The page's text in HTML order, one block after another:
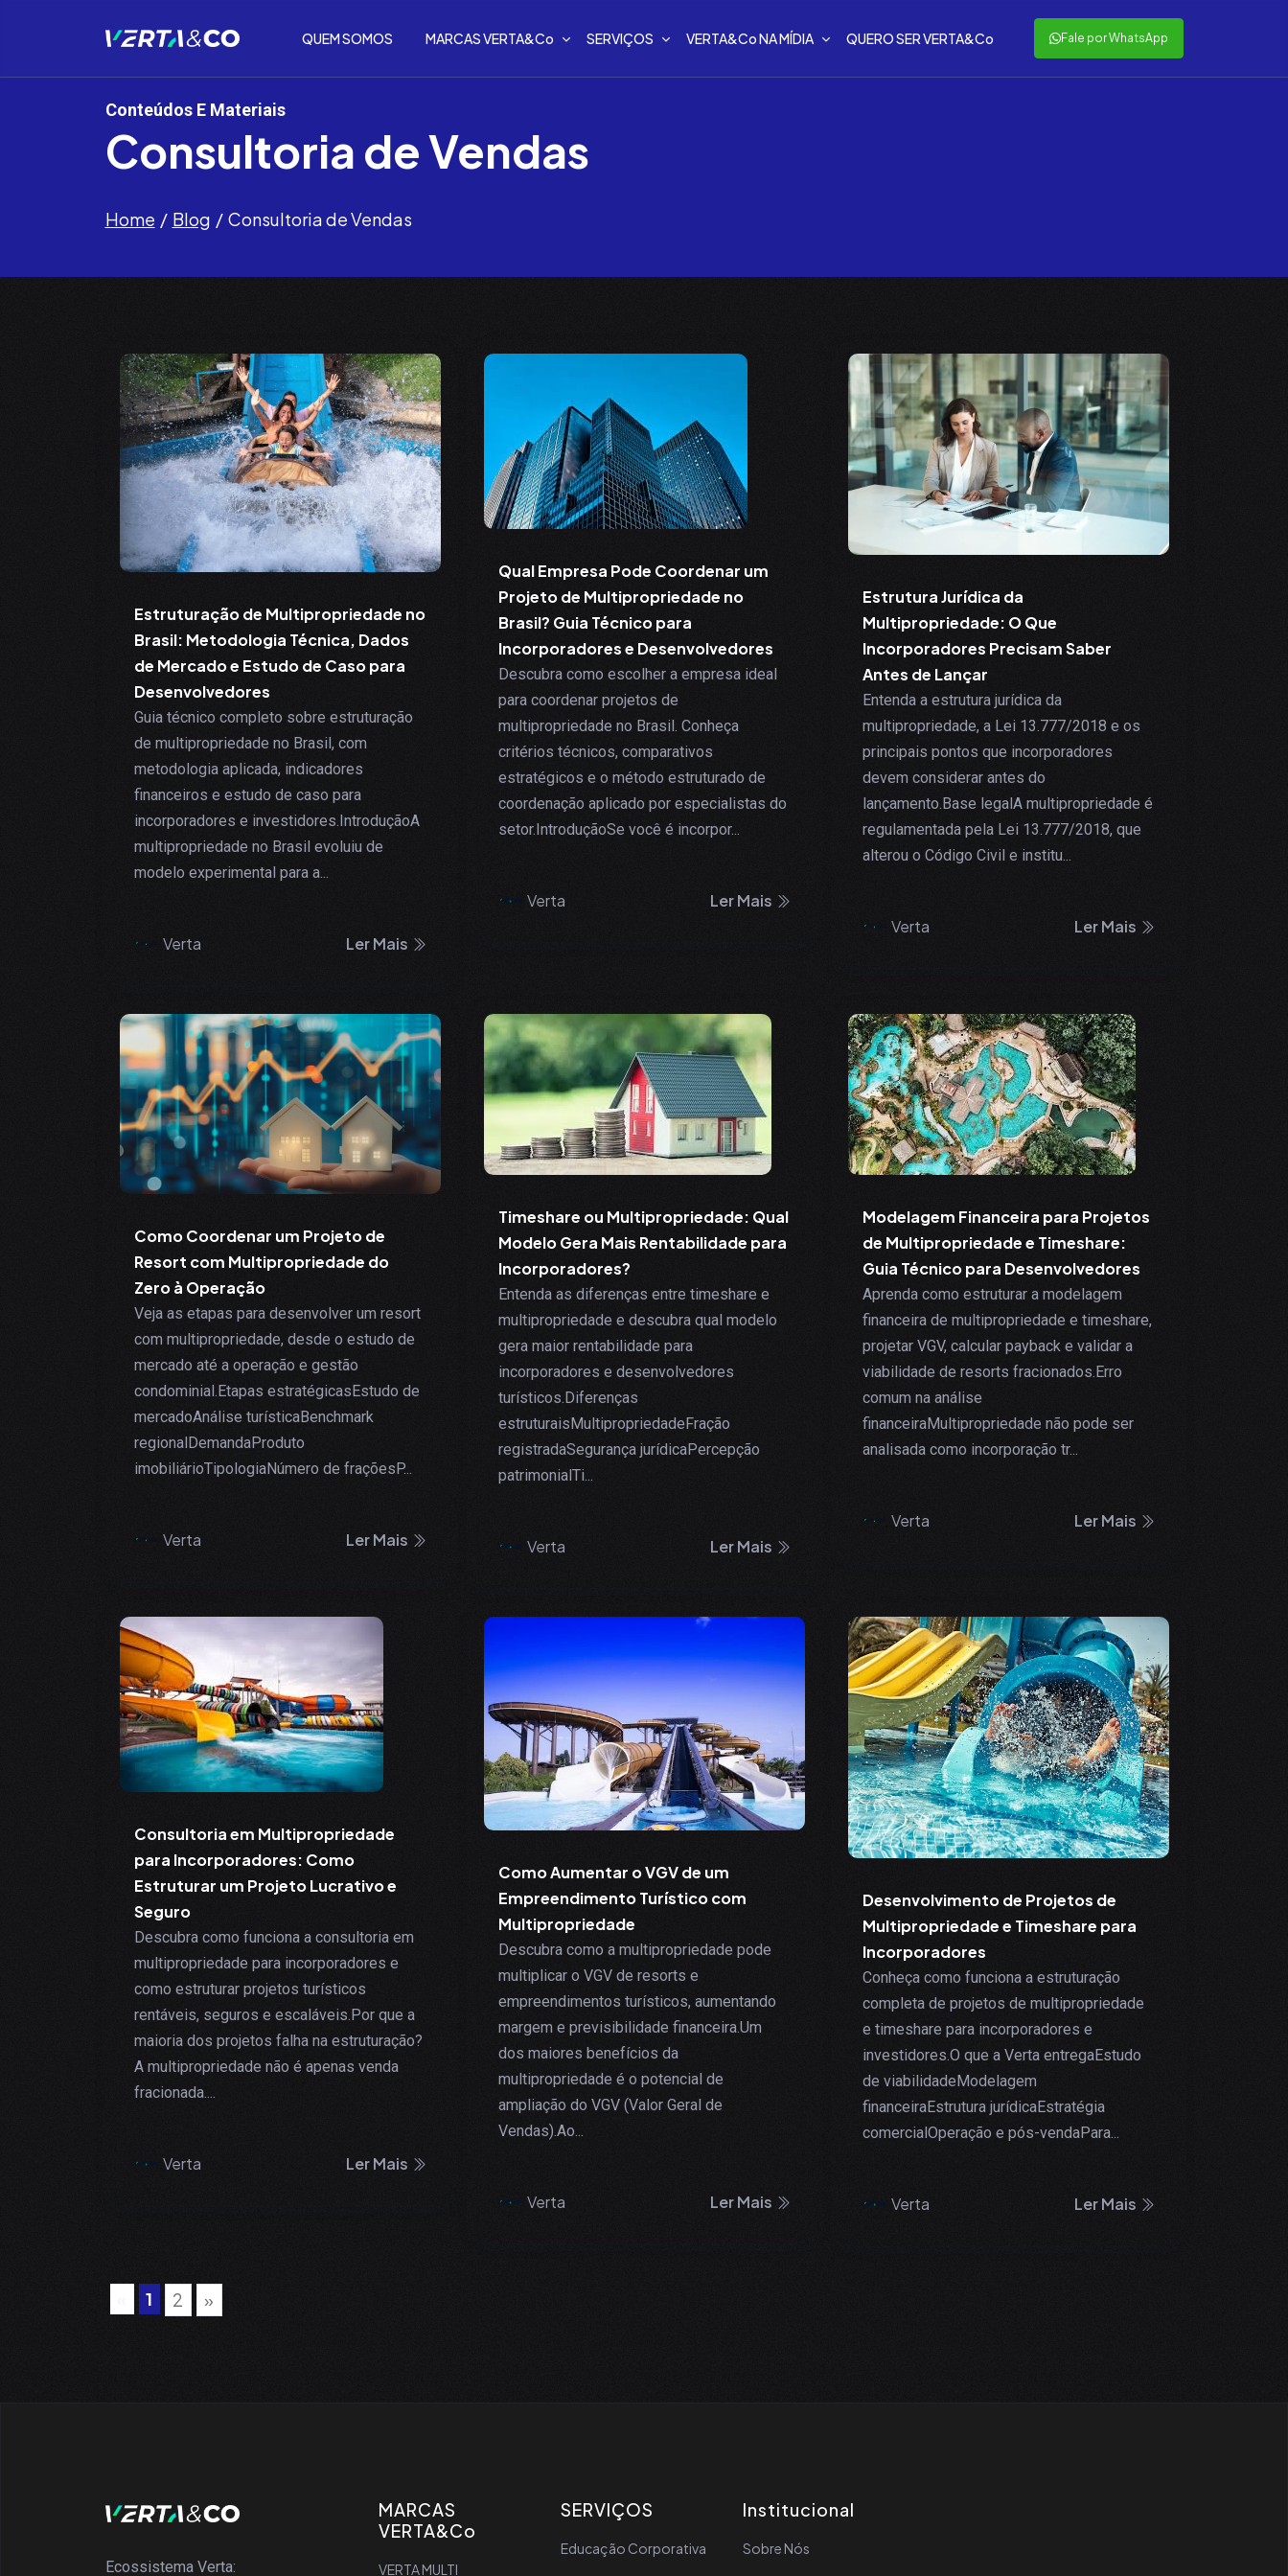
QUEM SOMOS MARCAS VERTA&Co SERVIÇOS VERTA&Co NA MÍDIA QUERO SER VERTA&Co Fale por WhatsApp
Conteúdos E Materiais
Consultoria de Vendas
Home Blog Consultoria de Vendas
Estruturação de Multipropriedade no
Brasil: Metodologia Técnica, Dados
de Mercado e Estudo de Caso para
Desenvolvedores
Guia técnico completo sobre estruturação
de multipropriedade no Brasil, com
metodologia aplicada, indicadores
financeiros e estudo de caso para
incorporadores e investidores.IntroduçãoA
multipropriedade no Brasil evoluiu de
modelo experimental para a...
Verta Ler Mais
Qual Empresa Pode Coordenar um
Projeto de Multipropriedade no
Brasil? Guia Técnico para
Incorporadores e Desenvolvedores
Descubra como escolher a empresa ideal
para coordenar projetos de
multipropriedade no Brasil. Conheça
critérios técnicos, comparativos
estratégicos e o método estruturado de
coordenação aplicado por especialistas do
setor.IntroduçãoSe você é incorpor...
Verta Ler Mais
Estrutura Jurídica da
Multipropriedade: O Que
Incorporadores Precisam Saber
Antes de Lançar
Entenda a estrutura jurídica da
multipropriedade, a Lei 13.777/2018 e os
principais pontos que incorporadores
devem considerar antes do
lançamento.Base legalA multipropriedade é
regulamentada pela Lei 13.777/2018, que
alterou o Código Civil e institu...
Verta Ler Mais
Como Coordenar um Projeto de
Resort com Multipropriedade do
Zero à Operação
Veja as etapas para desenvolver um resort
com multipropriedade, desde o estudo de
mercado até a operação e gestão
condominial.Etapas estratégicasEstudo de
mercadoAnálise turísticaBenchmark
regionalDemandaProduto
imobiliárioTipologiaNúmero de fraçõesP...
Verta Ler Mais
Timeshare ou Multipropriedade: Qual
Modelo Gera Mais Rentabilidade para
Incorporadores?
Entenda as diferenças entre timeshare e
multipropriedade e descubra qual modelo
gera maior rentabilidade para
incorporadores e desenvolvedores
turísticos.Diferenças
estruturaisMultipropriedadeFração
registradaSegurança jurídicaPercepção
patrimonialTi...
Verta Ler Mais
Modelagem Financeira para Projetos
de Multipropriedade e Timeshare:
Guia Técnico para Desenvolvedores
Aprenda como estruturar a modelagem
financeira de multipropriedade e timeshare,
projetar VGV, calcular payback e validar a
viabilidade de resorts fracionados.Erro
comum na análise
financeiraMultipropriedade não pode ser
analisada como incorporação tr...
Verta Ler Mais
Consultoria em Multipropriedade
para Incorporadores: Como
Estruturar um Projeto Lucrativo e
Seguro
Descubra como funciona a consultoria em
multipropriedade para incorporadores e
como estruturar projetos turísticos
rentáveis, seguros e escaláveis.Por que a
maioria dos projetos falha na estruturação?
A multipropriedade não é apenas venda
fracionada....
Verta Ler Mais
Como Aumentar o VGV de um
Empreendimento Turístico com
Multipropriedade
Descubra como a multipropriedade pode
multiplicar o VGV de resorts e
empreendimentos turísticos, aumentando
margem e previsibilidade financeira.Um
dos maiores benefícios da
multipropriedade é o potencial de
ampliação do VGV (Valor Geral de
Vendas).Ao...
Verta Ler Mais
Desenvolvimento de Projetos de
Multipropriedade e Timeshare para
Incorporadores
Conheça como funciona a estruturação
completa de projetos de multipropriedade
e timeshare para incorporadores e
investidores.O que a Verta entregaEstudo
de viabilidadeModelagem
financeiraEstrutura jurídicaEstratégia
comercialOperação e pós-vendaPara...
Verta Ler Mais
1 2 »
Ecossistema Verta:
MARCAS
VERTA&Co
VERTA MULTI
SERVIÇOS
Educação Corporativa
Institucional
Sobre Nós